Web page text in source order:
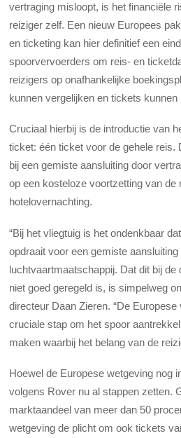
vertraging misloopt, is het financiële
reiziger zelf. Een nieuw Europees
en ticketing kan hier definitief een
spoorvervoerders om reis- en
reizigers op onafhankelijke
kunnen vergelijken en tickets kunnen
Cruciaal hierbij is de introductie van
ticket: één ticket voor de gehele reis.
bij een gemiste aansluiting door
op een kosteloze voortzetting van de
hotelovernachting.
“Bij het vliegtuig is het ondenkbaar
opdraait voor een gemiste
luchtvaartmaatschappij. Dat dit bij de
niet goed geregeld is, is simpelweg
directeur Daan Zieren. “De
cruciale stap om het spoor
maken waarbij het belang van de
Hoewel de Europese wetgeving nog
volgens Rover nu al stappen zetten.
marktaandeel van meer dan 50
wetgeving de plicht om ook tickets